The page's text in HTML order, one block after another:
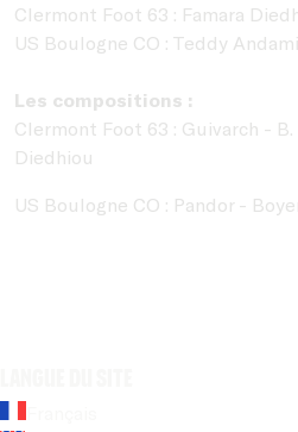
Clermont Foot 63 : Famara
US Boulogne CO : Teddy
Les compositions :
Clermont Foot 63 : Guivarch -
Diedhiou
US Boulogne CO : Pandor -